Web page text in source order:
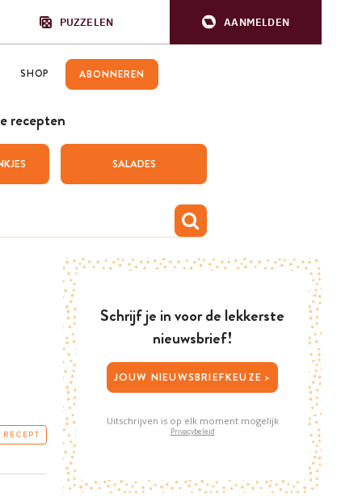
PUZZELEN AANMELDEN
SHOP ABONNEREN
recepten
SALADES
Schrijf je in voor de lekkerste
nieuwsbrief!
JOUW NIEUWSBRIEFKEUZE >
Uitschrijven is op elk moment mogelijk
Privacybeleid